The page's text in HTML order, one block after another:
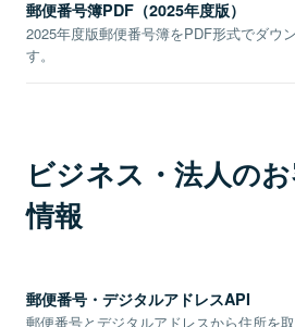
郵便番号簿PDF（2025年度版）
2025年度版郵便番号簿をPDF形式でダウ
す。
ビジネス・法人の
情報
郵便番号・デジタルアドレスAPI
郵便番号とデジタルアドレスから住所を